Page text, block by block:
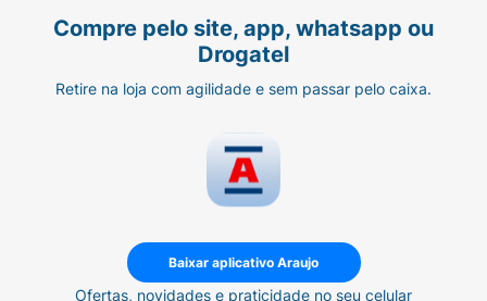
Compre pelo site, app, whatsapp ou
Drogatel
Retire na loja com agilidade e sem passar pelo caixa.
Baixar aplicativo Araujo
Ofertas, novidades e praticidade no seu celular